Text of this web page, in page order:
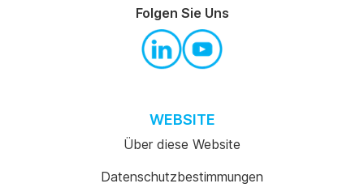
WEBSITE
Über diese Website
Datenschutzbestimmungen
Folgen Sie Uns